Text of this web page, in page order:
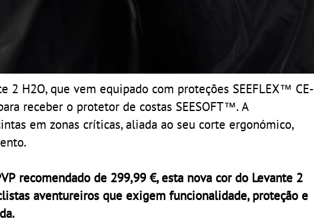
2 H2O, que vem equipado com proteções SEEFLEX™ CE-
receber o protetor de costas SEESOFT™. A
em zonas críticas, aliada ao seu corte ergonómico,
recomendado de 299,99 €, esta nova cor do Levante 2
aventureiros que exigem funcionalidade, proteção e